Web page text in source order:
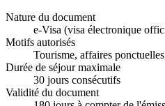
Nature du document
e-Visa (visa électronique
Motifs autorisés
Tourisme, affaires
Durée de séjour maximale
30 jours consécutifs
Validité du document